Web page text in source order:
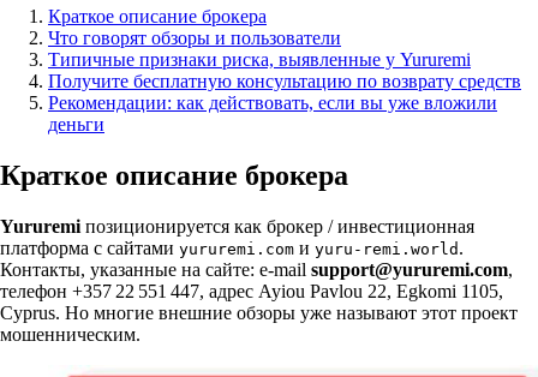
Краткое описание брокера
Что говорят обзоры и пользователи
Типичные признаки риска, выявленные у Yururemi
Получите бесплатную консультацию по возврату средств
Рекомендации: как действовать, если вы уже вложили
деньги
Краткое описание брокера
Yururemi позиционируется как брокер / инвестиционная
платформа с сайтами yururemi.com и yuru-remi.world .
Контакты, указанные на сайте: e‑mail support@yururemi.com,
телефон +357 22 551 447, адрес Ayiou Pavlou 22, Egkomi 1105,
Cyprus. Но многие внешние обзоры уже называют этот проект
мошенническим.